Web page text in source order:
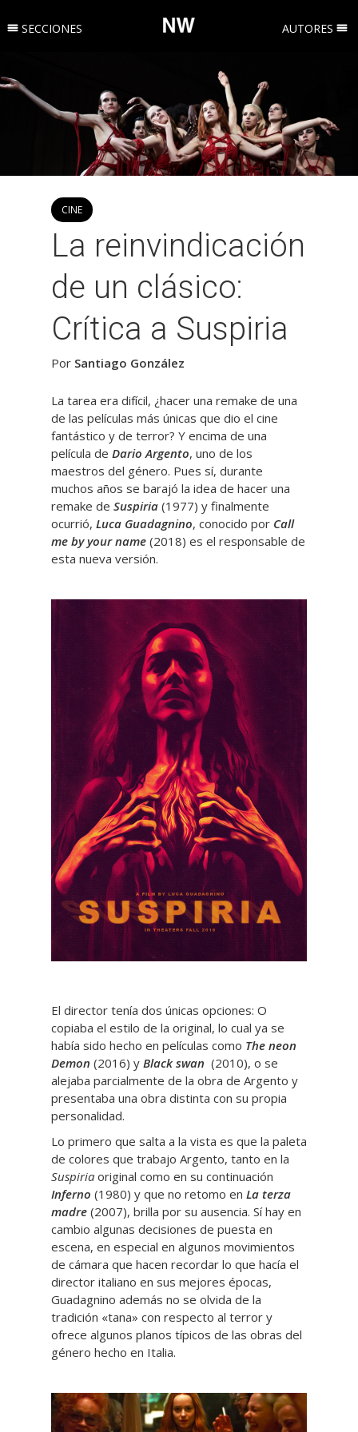
SECCIONES AUTORES
CINE
La reinvindicación
de un clásico:
Crítica a Suspiria
Por Santiago González
La tarea era difícil, ¿hacer una remake de una
de las películas más únicas que dio el cine
fantástico y de terror? Y encima de una
película de Dario Argento, uno de los
maestros del género. Pues sí, durante
muchos años se barajó la idea de hacer una
remake de Suspiria (1977) y finalmente
ocurrió, Luca Guadagnino, conocido por Call
me by your name (2018) es el responsable de
esta nueva versión.
El director tenía dos únicas opciones: O
copiaba el estilo de la original, lo cual ya se
había sido hecho en películas como The neon
Demon (2016) y Black swan (2010), o se
alejaba parcialmente de la obra de Argento y
presentaba una obra distinta con su propia
personalidad.
Lo primero que salta a la vista es que la paleta
de colores que trabajo Argento, tanto en la
Suspiria original como en su continuación
Inferno (1980) y que no retomo en La terza
madre (2007), brilla por su ausencia. Sí hay en
cambio algunas decisiones de puesta en
escena, en especial en algunos movimientos
de cámara que hacen recordar lo que hacía el
director italiano en sus mejores épocas,
Guadagnino además no se olvida de la
tradición «tana» con respecto al terror y
ofrece algunos planos típicos de las obras del
género hecho en Italia.